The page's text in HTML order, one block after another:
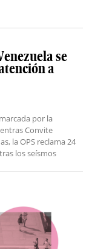
se
a
por la
Convite
la OPS reclama 24
los seísmos